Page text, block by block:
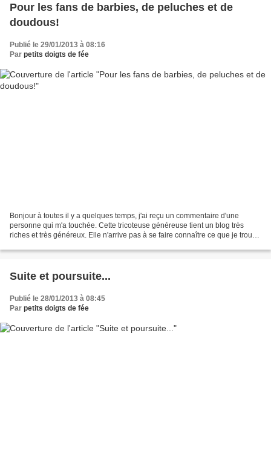
Pour les fans de barbies, de peluches et de
doudous!
Publié le 29/01/2013 à 08:16
Par petits doigts de fée
Bonjour à toutes il y a quelques temps, j'ai reçu un commentaire d'une
personne qui m'a touchée. Cette tricoteuse généreuse tient un blog très
riches et très généreux. Elle n'arrive pas à se faire connaître ce que je trouve
Suite et poursuite...
Publié le 28/01/2013 à 08:45
Par petits doigts de fée